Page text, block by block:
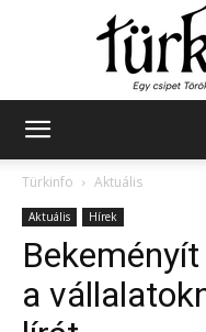
Türkinfo
Aktuális
Aktuális Hírek
a